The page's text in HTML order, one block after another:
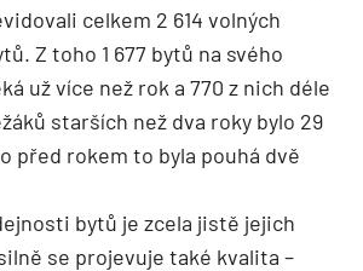
celkem 2 614 volných
Z toho 1 677 bytů na svého
už více než rok a 770 z nich déle
starších než dva roky bylo 29
před rokem to byla pouhá dvě
bytů je zcela jistě jejich
se projevuje také kvalita –